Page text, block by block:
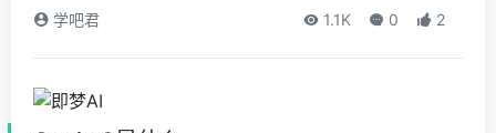
学吧君 1.1K 0 2